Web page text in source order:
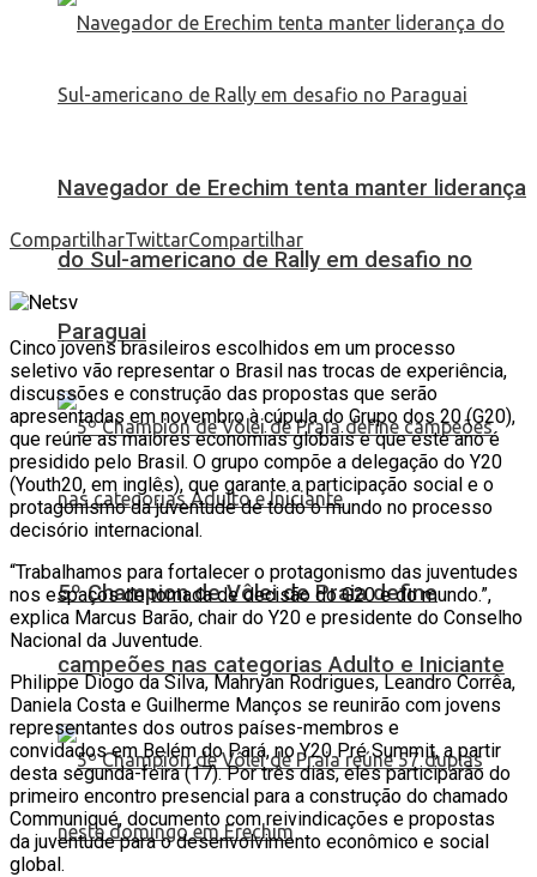
Navegador de Erechim tenta manter liderança
do Sul-americano de Rally em desafio no
Paraguai
5º Champion de Vôlei de Praia define
campeões nas categorias Adulto e Iniciante
CompartilharTwittarCompartilhar
Cinco jovens brasileiros escolhidos em um processo
seletivo vão representar o Brasil nas trocas de experiência,
discussões e construção das propostas que serão
apresentadas em novembro à cúpula do Grupo dos 20 (G20),
que reúne as maiores economias globais e que este ano é
presidido pelo Brasil. O grupo compõe a delegação do Y20
(Youth20, em inglês), que garante a participação social e o
protagonismo da juventude de todo o mundo no processo
decisório internacional.
“Trabalhamos para fortalecer o protagonismo das juventudes
nos espaços de tomada de decisão do G20 e do mundo.”,
explica Marcus Barão, chair do Y20 e presidente do Conselho
Nacional da Juventude.
Philippe Diogo da Silva, Mahryan Rodrigues, Leandro Corrêa,
Daniela Costa e Guilherme Manços se reunirão com jovens
representantes dos outros países-membros e
convidados em Belém do Pará, no Y20 Pré Summit, a partir
desta segunda-feira (17). Por três dias, eles participarão do
primeiro encontro presencial para a construção do chamado
Communiqué, documento com reivindicações e propostas
da juventude para o desenvolvimento econômico e social
global.